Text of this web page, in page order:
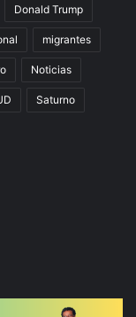
Donald Trump
migrantes
Noticias
Saturno